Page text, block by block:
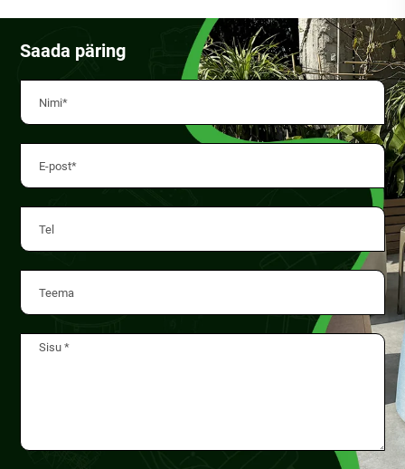
terrassidel.
Saada päring